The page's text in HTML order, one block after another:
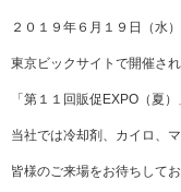
２０１９年６月１９日（水
東京ビックサイトで開催さ
「第１１回販促EXPO（夏
当社では冷却剤、カイロ、
皆様のご来場をお待ちしてお